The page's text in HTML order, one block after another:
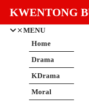
KWENTONG
MENU
Home
Drama
KDrama
Moral